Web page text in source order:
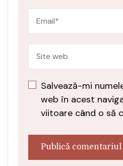
Salvează-mi
web în acest
viitoare când o să